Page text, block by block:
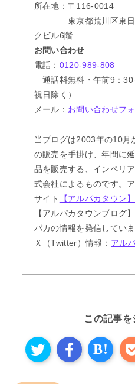
所在地：〒116-0014
東京都荒川区東日
クビル6階
お問い合わせ
電話： 0120-989-808
通話料無料・午前9：30
祝日除く）
メール： お問い合わせフ
当ブログは2003年の10月
の販売を手掛け、年間に
品を販売する、インペリ
式会社によるものです。
サイト
【アルパカタウン】
【アルパカタウンブログ
パカの情報を発信していま
Ｘ（Twitter）情報： アル
この記事を
B!